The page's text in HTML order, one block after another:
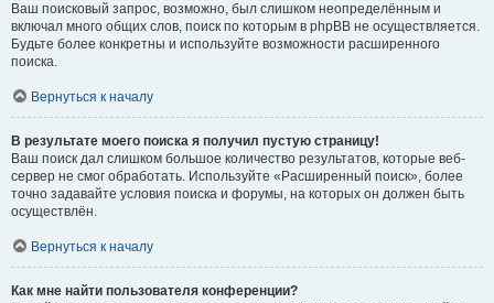
Ваш поисковый запрос, возможно, был слишком неопределённым и
включал много общих слов, поиск по которым в phpBB не осуществляется.
Будьте более конкретны и используйте возможности расширенного
поиска.
Вернуться к началу
В результате моего поиска я получил пустую страницу!
Ваш поиск дал слишком большое количество результатов, которые веб-
сервер не смог обработать. Используйте «Расширенный поиск», более
точно задавайте условия поиска и форумы, на которых он должен быть
осуществлён.
Вернуться к началу
Как мне найти пользователя конференции?